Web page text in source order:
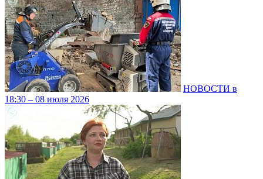
НОВОСТИ в
18:30 – 08 июля 2026